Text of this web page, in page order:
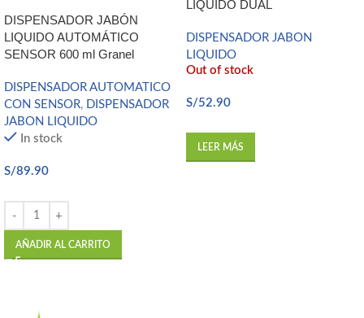
DISPENSADOR JABÓN
LIQUIDO AUTOMÁTICO
SENSOR 600 ml Granel
DISPENSADOR AUTOMATICO
CON SENSOR, DISPENSADOR
JABON LIQUIDO
In stock
S/89.90
AÑADIR AL CARRITO
LIQUIDO DUAL
DISPENSADOR JABON
LIQUIDO
Out of stock
S/52.90
LEER MÁS